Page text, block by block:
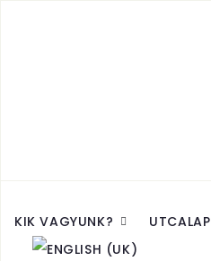
KIK VAGYUNK? UTCALAP